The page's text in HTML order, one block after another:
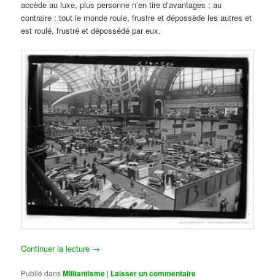
accède au luxe, plus personne n’en tire d’avantages ; au
contraire : tout le monde roule, frustre et dépossède les autres et
est roulé, frustré et dépossédé par eux.
Continuer la lecture →
Publié dansMilitantisme | Laisser un commentaire